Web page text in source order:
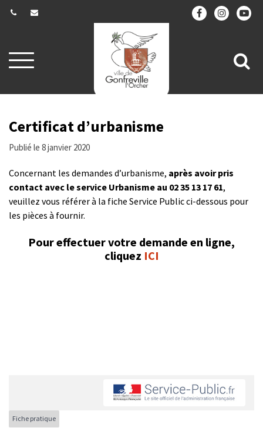
Aller
à
navigation
à
Certificat d’urbanisme
Publié le 8 janvier 2020
Concernant les demandes d’urbanisme, après avoir pris
contact avec le service Urbanisme au 02 35 13 17 61,
veuillez vous référer à la fiche Service Public ci-dessous pour
les pièces à fournir.
Pour effectuer votre demande en ligne,
cliquez ICI
Fiche pratique